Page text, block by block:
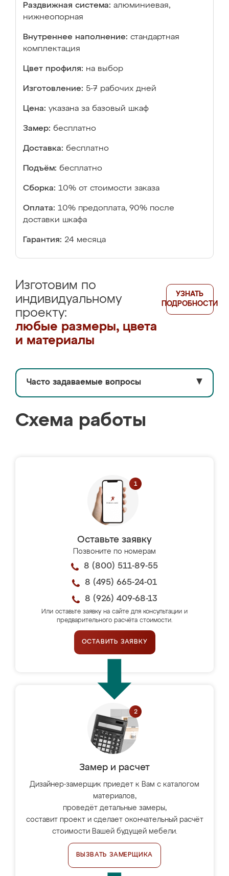
Раздвижная система: алюминиевая,
нижнеопорная
Внутреннее наполнение: стандартная
комплектация
Цвет профиля: на выбор
Изготовление: 5-7 рабочих дней
Цена: указана за базовый шкаф
Замер: бесплатно
Доставка: бесплатно
Подъём: бесплатно
Сборка: 10% от стоимости заказа
Оплата: 10% предоплата, 90% после
доставки шкафа
Гарантия: 24 месяца
Изготовим по
индивидуальному
проекту:
любые размеры, цвета
и материалы
УЗНАТЬ
ПОДРОБНОСТИ
Часто задаваемые вопросы ▼
Схема работы
Оставьте заявку
Позвоните по номерам
8 (800) 511-89-55
8 (495) 665-24-01
8 (926) 409-68-13
Или оставьте заявку на сайте для консультации и
предварительного расчёта стоимости.
ОСТАВИТЬ ЗАЯВКУ
Замер и расчет
Дизайнер-замерщик приедет к Вам с каталогом
материалов,
проведёт детальные замеры,
составит проект и сделает окончательный расчёт
стоимости Вашей будущей мебели.
ВЫЗВАТЬ ЗАМЕРЩИКА